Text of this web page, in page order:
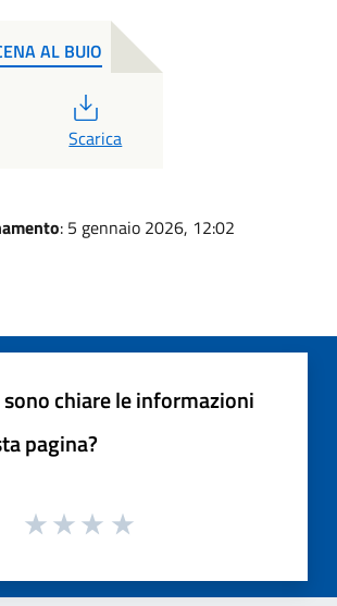
AL BUIO
PDF
Scarica
: 5 gennaio 2026, 12:02
chiare le informazioni
pagina?